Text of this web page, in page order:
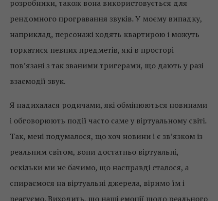
розробники, також вона використовується для
рендомного програвання звуків. У моєму випадку,
наприклад, персонажі ходять квартирою і можуть
торкатися певних предметів, які в просторі
пов’язані з так званими тригерами, що дають у разі
взаємодії звук.
Я надихалася родичами, які обмінюються новинами
і обговорюють події часто саме у віртуальному світі.
Так, мені подумалося, що хоч новини і є зв’язком із
реальним світом, вони достатньо віртуальні,
оскільки ми не бачимо, що насправді сталося, а
спираємося на віртуальні джерела, віримо їм і
реагуємо. Виходить, що наші емоції щодо реального